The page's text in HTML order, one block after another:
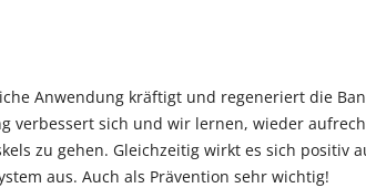
Anwendung kräftigt und regeneriert die
verbessert sich und wir lernen, wieder
zu gehen. Gleichzeitig wirkt es sich positiv
aus. Auch als Prävention sehr wichtig!